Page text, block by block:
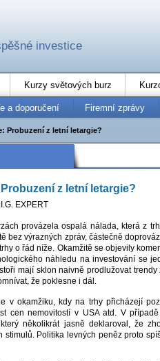
investice
Kurzy světových burz
a doporučení Firemní zprávy
Probuzení z letní letargie?
z letní letargie?
EXPERT
provázela ospalá nálada, která z
bez výrazných zpráv, částečně
o řád níže. Okamžitě se objevily
náhledu na investování se
mají sklon naivně prodlužovat trendy
že poklesne i dál.
v okamžiku, kdy na trhy přicházejí
cen nemovitostí v USA atd. V
několikrát jasně deklaroval, že
stimulů. Politika levných peněz proto